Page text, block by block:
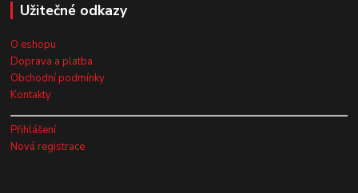
Užitečné odkazy
O eshopu
Doprava a platba
Obchodní podmínky
Kontakty
Přihlášení
Nová registrace